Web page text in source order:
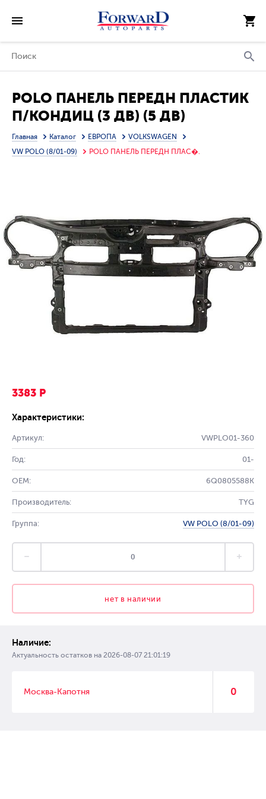
POLO ПАНЕЛЬ ПЕРЕДН ПЛАСТИК
П/КОНДИЦ (3 ДВ) (5 ДВ)
(ТАЙВАНЬ)
Главная Каталог ЕВРОПА
VOLKSWAGEN
VW POLO (8/01-09)
POLO ПАНЕЛЬ ПЕРЕДН ПЛАС�.
3383 Р
Характеристики:
Артикул: VWPLO01-360
Год: 01-
OEM: 6Q0805588K
Производитель: TYG
Группа: VW POLO (8/01-09)
нет в наличии
Наличие:
Актуальность остатков на 2026-08-07 21:01:19
Москва-Капотня 0